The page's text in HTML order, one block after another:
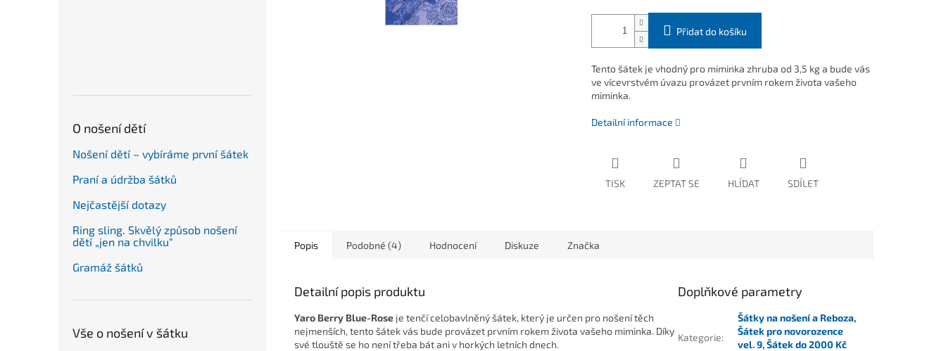
O nošení dětí
Nošení dětí – vybíráme první šátek
Praní a údržba šátků
Nejčastější dotazy
Ring sling. Skvělý způsob nošení
dětí „jen na chvilku“
Gramáž šátků
Vše o nošení v šátku
Přidat do košíku
Tento šátek je vhodný pro miminka zhruba od 3,5 kg a bude vás
ve vícevrstvém úvazu provázet prvním rokem života vašeho
miminka.
Detailní informace
TISK ZEPTAT SE HLÍDAT SDÍLET
Popis Podobné (4) Hodnocení Diskuze Značka
Detailní popis produktu
Yaro Berry Blue-Rose je tenčí celobavlněný šátek, který je určen pro nošení těch
nejmenších, tento šátek vás bude provázet prvním rokem života vašeho miminka. Díky
své tlouště se ho není třeba bát ani v horkých letních dnech.
Doplňkové parametry
Kategorie:
Šátky na nošení a Reboza,
Šátek pro novorozence
vel. 9,Šátek do 2000 Kč